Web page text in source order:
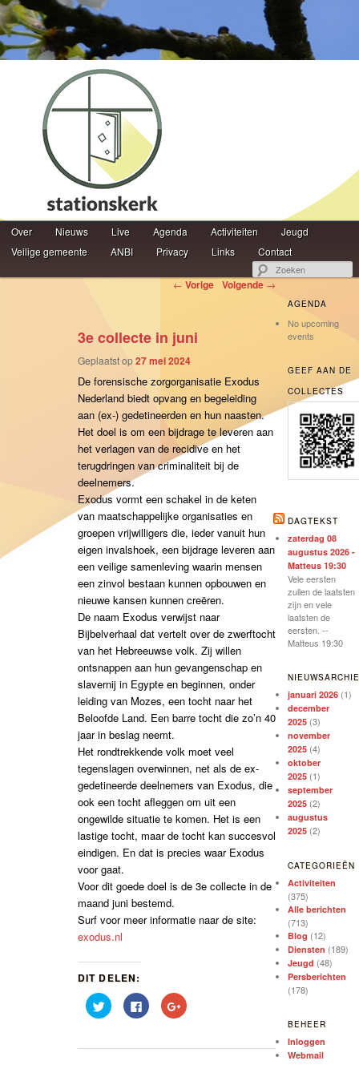
Hoofdmenu
Spring naar de primaire inhoud
Spring naar de secundaire inhoud
Over Nieuws Live Agenda Activiteiten
Jeugd
Veilige gemeente
ANBI Privacy Links Contact
Berichtnavigatie ← Vorige Volgende →
3e collecte in juni
Geplaatst op27 mei 2024
De forensische zorgorganisatie Exodus
Nederland biedt opvang en begeleiding
aan (ex-) gedetineerden en hun naasten.
Het doel is om een bijdrage te leveren aan
het verlagen van de recidive en het
terugdringen van criminaliteit bij de
deelnemers.
Exodus vormt een schakel in de keten
van maatschappelijke organisaties en
groepen vrijwilligers die, ieder vanuit hun
eigen invalshoek, een bijdrage leveren aan
een veilige samenleving waarin mensen
een zinvol bestaan kunnen opbouwen en
nieuwe kansen kunnen creëren.
De naam Exodus verwijst naar
Bijbelverhaal dat vertelt over de zwerftocht
van het Hebreeuwse volk. Zij willen
ontsnappen aan hun gevangenschap en
slavernij in Egypte en beginnen, onder
leiding van Mozes, een tocht naar het
Beloofde Land. Een barre tocht die zo’n 40
jaar in beslag neemt.
Het rondtrekkende volk moet veel
tegenslagen overwinnen, net als de ex-
gedetineerde deelnemers van Exodus, die
ook een tocht afleggen om uit een
ongewilde situatie te komen. Het is een
lastige tocht, maar de tocht kan succesvol
eindigen. En dat is precies waar Exodus
voor gaat.
Voor dit goede doel is de 3e collecte in de
maand juni bestemd.
Surf voor meer informatie naar de site:
exodus.nl
DIT DELEN:
Klik
om
Twitter
Klik
om
Facebook
Klik
om
delen
AGENDA
No upcoming
events
GEEF AAN DE
COLLECTES
DAGTEKST
zaterdag 08
augustus 2026 -
Matteus 19:30
Vele eersten
zullen de laatsten
zijn en vele
laatsten de
eersten. --
Matteus 19:30
januari 2026 (1)
december
2025 (3)
november
2025 (4)
oktober
2025 (1)
september
2025 (2)
augustus
2025 (2)
CATEGORIEËN
Activiteiten
(375)
Alle berichten
(713)
Blog (12)
Diensten (189)
Jeugd (48)
Persberichten
(178)
BEHEER
Inloggen
Webmail